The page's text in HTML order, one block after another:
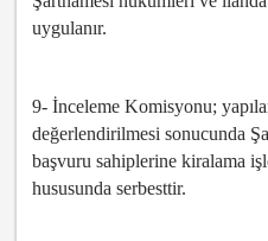
uygulanır.
9- İnceleme Komisyonu;
değerlendirilmesi sonucunda
başvuru sahiplerine kiralama
hususunda serbesttir.